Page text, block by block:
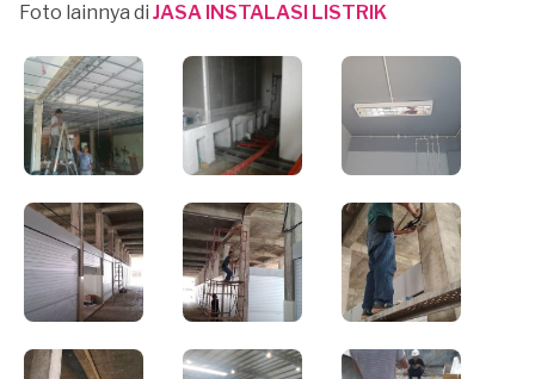
Foto lainnya di JASA INSTALASI LISTRIK